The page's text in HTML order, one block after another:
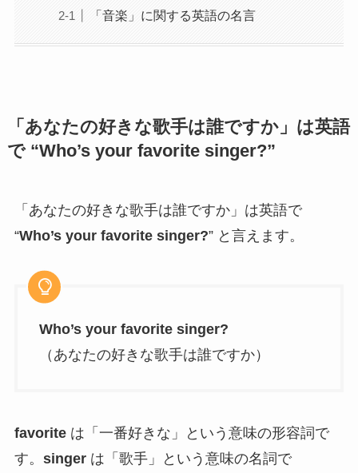
「音楽」に関する英語の名言
「あなたの好きな歌手は誰ですか」は英語
で “Who’s your favorite singer?”
「あなたの好きな歌手は誰ですか」は英語で
“Who’s your favorite singer?” と言えます。
Who’s your favorite singer?
（あなたの好きな歌手は誰ですか）
favorite は「一番好きな」という意味の形容詞で
す。 singer は「歌手」という意味の名詞で